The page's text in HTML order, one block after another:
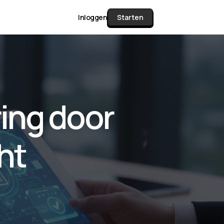
Matrix
alle pakketten en mogelijkheden
documenten verzamelen en facturen
tot controleren, boeken, bank
& klant dashboard.
Inloggen Starten
door